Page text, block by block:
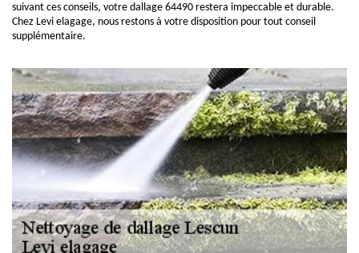
suivant ces conseils, votre dallage 64490 restera impeccable et durable.
Chez Levi elagage, nous restons à votre disposition pour tout conseil
supplémentaire.